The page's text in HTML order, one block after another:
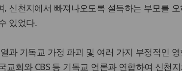
, 신천지에서 빠져나오도록 설득하는 부모를
있었다.
과 기독교 가정 파괴 및 여러 가지 부정적인
교회와 CBS 등 기독교 언론과 연합하여 신천